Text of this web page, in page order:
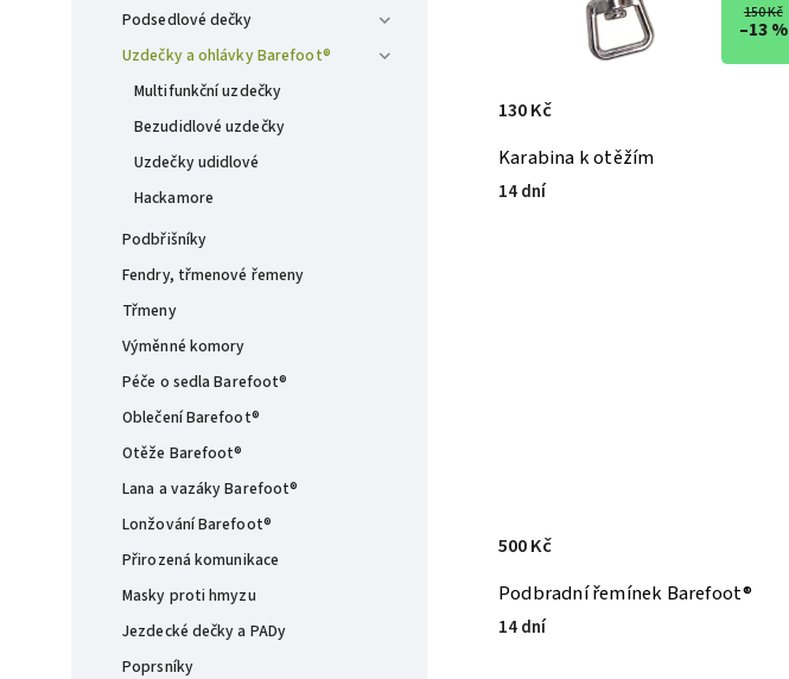
Podsedlové dečky
Uzdečky a ohlávky Barefoot®
Multifunkční uzdečky
Bezudidlové uzdečky
Uzdečky udidlové
Hackamore
Podbřišníky
Fendry, třmenové řemeny
Třmeny
Výměnné komory
Péče o sedla Barefoot®
Oblečení Barefoot®
Otěže Barefoot®
Lana a vazáky Barefoot®
Lonžování Barefoot®
Přirozená komunikace
Masky proti hmyzu
Jezdecké dečky a PADy
Poprsníky
150 Kč
–13 %
Karabina k otěžím
14 dní
130 Kč
Podbradní řemínek Barefoot®
14 dní
500 Kč